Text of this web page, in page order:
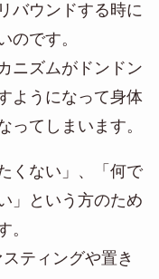
バウンドする時に
のです。
ニズムがドンドン
ようになって身体
ってしまいます。
くない」、「何で
」という方のため
。
ティングや置き